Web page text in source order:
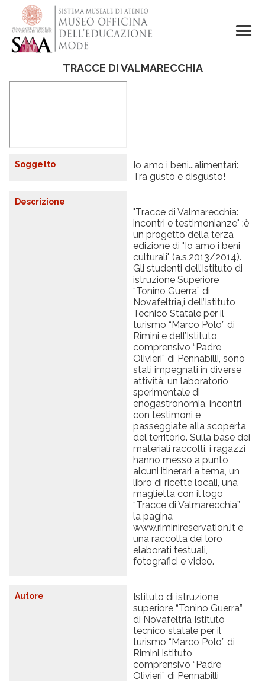
contenuto
principale
TRACCE DI VALMARECCHIA
d
U
R
Soggetto
Io amo i beni...alimentari:
Tra gusto e disgusto!
Descrizione
"Tracce di Valmarecchia:
incontri e testimonianze" :è
un progetto della terza
edizione di "Io amo i beni
culturali" (a.s.2013/2014).
Gli studenti dell’Istituto di
istruzione Superiore
“Tonino Guerra” di
Novafeltria,i dell’Istituto
Tecnico Statale per il
turismo “Marco Polo” di
Rimini e dell’Istituto
comprensivo “Padre
Olivieri” di Pennabilli, sono
stati impegnati in diverse
attività: un laboratorio
sperimentale di
enogastronomia, incontri
con testimoni e
passeggiate alla scoperta
del territorio. Sulla base dei
materiali raccolti, i ragazzi
hanno messo a punto
alcuni itinerari a tema, un
libro di ricette locali, una
maglietta con il logo
“Tracce di Valmarecchia”,
la pagina
www.riminireservation.it e
una raccolta dei loro
elaborati testuali,
fotografici e video.
Autore
Istituto di istruzione
superiore “Tonino Guerra”
di Novafeltria Istituto
tecnico statale per il
turismo “Marco Polo” di
Rimini Istituto
comprensivo “Padre
Olivieri” di Pennabilli